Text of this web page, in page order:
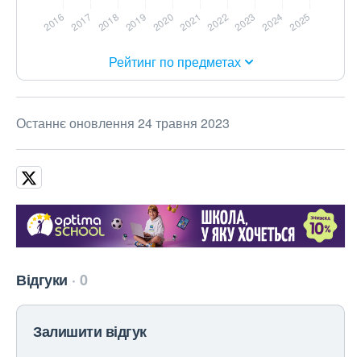
Рейтинг по предметах
Останнє оновлення 24 травня 2023
Відгуки 0
Залишити відгук